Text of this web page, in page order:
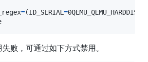
=(ID_SERIAL=
败，可通过如下方式禁用。